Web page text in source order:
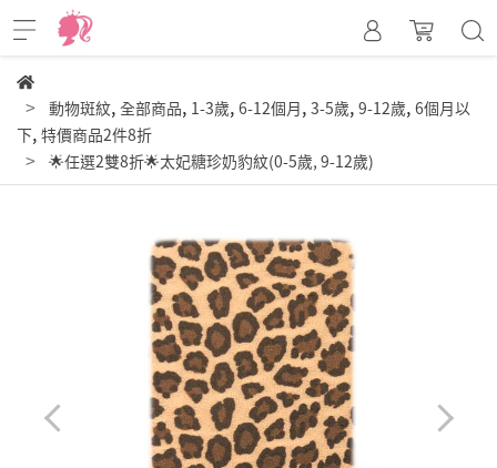
動物斑紋, 全部商品, 1-3歲, 6-12個月, 3-5歲, 9-12歲, 6個月以
下, 特價商品2件8折
🌟任選2雙8折🌟太妃糖珍奶豹紋(0-5歲, 9-12歲)